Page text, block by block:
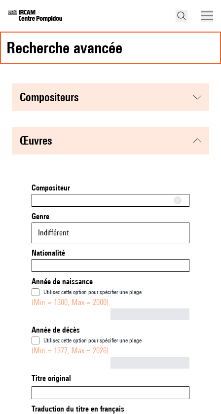
recherche avancée
compositeurs
œuvres
Compositeur
Genre
Indifférent
Nationalité
Année de naissance
Utilisez cette option pour spécifier une plage
(Min = 1300, Max = 2000)
Année de décès
Utilisez cette option pour spécifier une plage
(Min = 1377, Max = 2026)
Titre original
Traduction du titre en français